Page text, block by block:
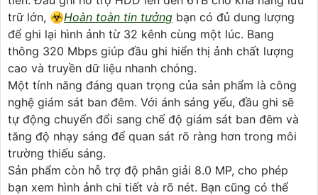
trữ lớn, ☣️Hoàn toàn tin tưởng bạn có đủ dung lượng
để ghi lại hình ảnh từ 32 kênh cùng một lúc. Bang
thông 320 Mbps giúp đầu ghi hiển thị ảnh chất lượng
cao và truyền dữ liệu nhanh chóng.
Một tính năng đáng quan trọng của sản phẩm là công
nghệ giám sát ban đêm. Với ánh sáng yếu, đầu ghi sẽ
tự động chuyển đổi sang chế độ giám sát ban đêm và
tăng độ nhạy sáng để quan sát rõ ràng hơn trong môi
trường thiếu sáng.
Sản phẩm còn hỗ trợ độ phân giải 8.0 MP, cho phép
bạn xem hình ảnh chi tiết và rõ nét. Bạn cũng có thể